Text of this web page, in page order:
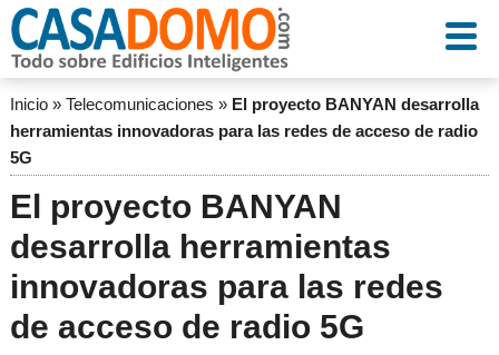
Inicio» Telecomunicaciones » El proyecto BANYAN desarrolla
herramientas innovadoras para las redes de acceso de radio
5G
El proyecto BANYAN
desarrolla herramientas
innovadoras para las redes
de acceso de radio 5G